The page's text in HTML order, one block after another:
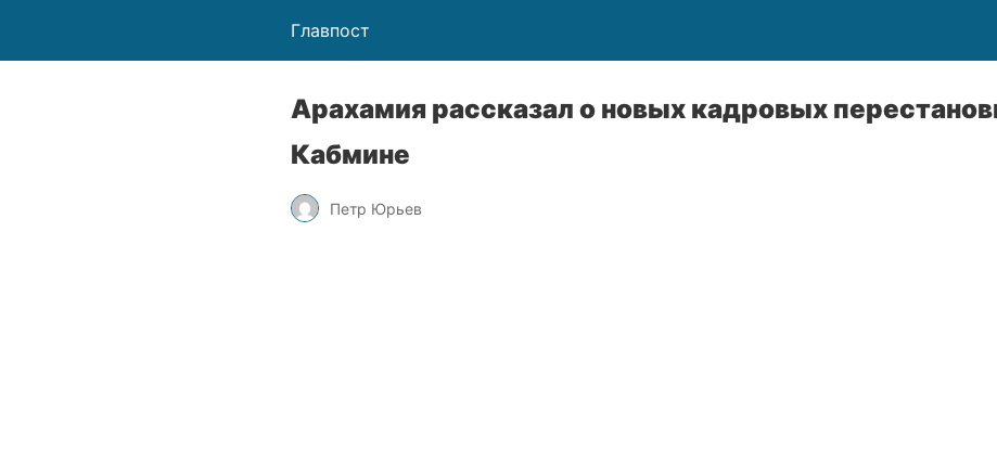
Главпост
Арахамия рассказал о новых кадровых
Кабмине
Петр Юрьев